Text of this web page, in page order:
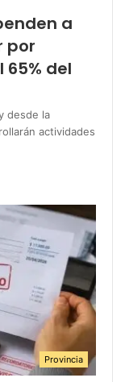
a
por
del
desde la
actividades
Provincia